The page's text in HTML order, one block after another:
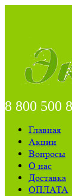
8 800 500
Главная
Акции
Вопросы
О нас
Доставка
ОПЛАТА